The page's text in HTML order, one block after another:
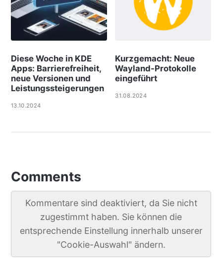
Diese Woche in KDE
Apps: Barrierefreiheit,
neue Versionen und
Leistungssteigerungen
13.10.2024
Kurzgemacht: Neue
Wayland-Protokolle
eingeführt
31.08.2024
Comments
Kommentare sind deaktiviert, da Sie nicht
zugestimmt haben. Sie können die
entsprechende Einstellung innerhalb unserer
"Cookie-Auswahl" ändern.